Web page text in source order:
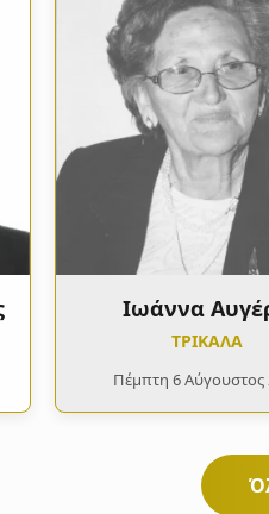
Ιωάννα
ΤΡΙΚΑΛΑ
Πέμπτη 6 Αύγουστος